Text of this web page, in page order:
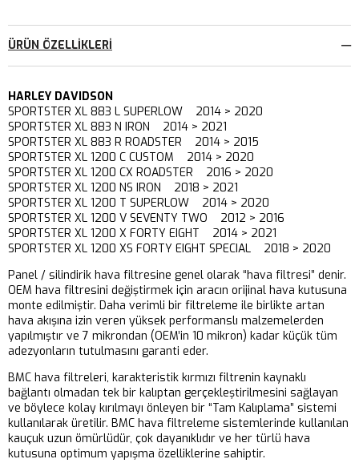
ÜRÜN ÖZELLIKLERI
HARLEY DAVIDSON
SPORTSTER XL 883 L SUPERLOW 2014 > 2020
SPORTSTER XL 883 N IRON 2014 > 2021
SPORTSTER XL 883 R ROADSTER 2014 > 2015
SPORTSTER XL 1200 C CUSTOM 2014 > 2020
SPORTSTER XL 1200 CX ROADSTER 2016 > 2020
SPORTSTER XL 1200 NS IRON 2018 > 2021
SPORTSTER XL 1200 T SUPERLOW 2014 > 2020
SPORTSTER XL 1200 V SEVENTY TWO 2012 > 2016
SPORTSTER XL 1200 X FORTY EIGHT 2014 > 2021
SPORTSTER XL 1200 XS FORTY EIGHT SPECIAL 2018 > 2020
Panel / silindirik hava filtresine genel olarak “hava filtresi” denir.
OEM hava filtresini değiştirmek için aracın orijinal hava kutusuna
monte edilmiştir. Daha verimli bir filtreleme ile birlikte artan
hava akışına izin veren yüksek performanslı malzemelerden
yapılmıştır ve 7 mikrondan (OEM’in 10 mikron) kadar küçük tüm
adezyonların tutulmasını garanti eder.
BMC hava filtreleri, karakteristik kırmızı filtrenin kaynaklı
bağlantı olmadan tek bir kalıptan gerçekleştirilmesini sağlayan
ve böylece kolay kırılmayı önleyen bir “Tam Kalıplama” sistemi
kullanılarak üretilir. BMC hava filtreleme sistemlerinde kullanılan
kauçuk uzun ömürlüdür, çok dayanıklıdır ve her türlü hava
kutusuna optimum yapışma özelliklerine sahiptir.